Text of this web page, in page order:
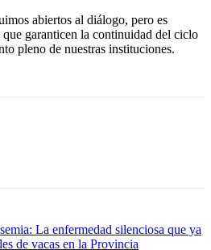
abiertos al diálogo, pero es
que garanticen la continuidad del ciclo
pleno de nuestras instituciones.
La enfermedad silenciosa que ya
de vacas en la Provincia